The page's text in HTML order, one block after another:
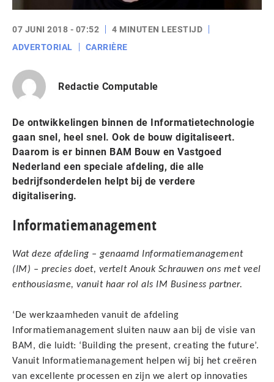
07 JUNI 2018 - 07:52
4 MINUTEN LEESTIJD
ADVERTORIAL
CARRIÈRE
Redactie Computable
De ontwikkelingen binnen de Informatietechnologie
gaan snel, heel snel. Ook de bouw digitaliseert.
Daarom is er binnen BAM Bouw en Vastgoed
Nederland een speciale afdeling, die alle
bedrijfsonderdelen helpt bij de verdere
digitalisering.
Informatiemanagement
Wat deze afdeling – genaamd Informatiemanagement
(IM) – precies doet, vertelt Anouk Schrauwen ons met veel
enthousiasme, vanuit haar rol als IM Business partner.
‘De werkzaamheden vanuit de afdeling
Informatiemanagement sluiten nauw aan bij de visie van
BAM, die luidt: ‘Building the present, creating the future’.
Vanuit Informatiemanagement helpen wij bij het creëren
van excellente processen en zijn we alert op innovaties